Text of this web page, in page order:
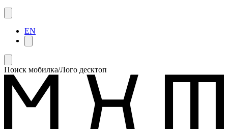
EN
Поиск мобилка/Лого десктоп